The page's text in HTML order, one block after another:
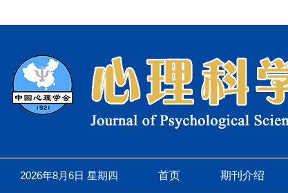
2026年8月6日 星期四 首页 期刊介绍